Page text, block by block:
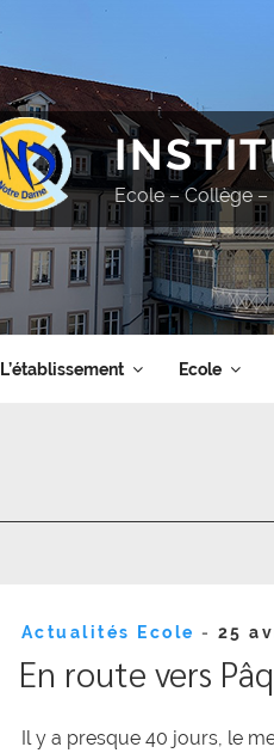
Ecole – Collège –
L’établissement Ecole
Actualités Ecole - 25
En route vers
Il y a presque 40 jours, le